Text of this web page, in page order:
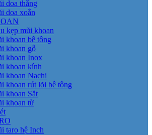
doa thẳng
doa xoắn
kẹp mũi khoan
khoan bê tông
khoan gỗ
khoan Inox
khoan kính
khoan Nachi
khoan rút lõi bê tông
khoan Sắt
khoan từ
taro hệ Inch